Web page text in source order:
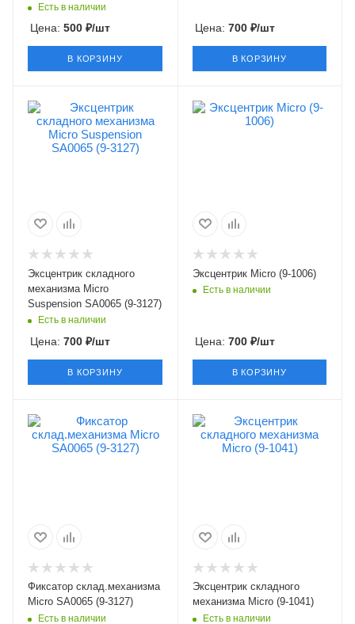
Есть в наличии
Цена: 500 ₽/шт
В КОРЗИНУ
Цена: 700₽/шт
В КОРЗИНУ
Эксцентрик складного
механизма Micro
Suspension SA0065 (9-3127)
Есть в наличии
Цена: 700 ₽/шт
В КОРЗИНУ
Эксцентрик Micro (9-1006)
Есть в наличии
Цена: 700₽/шт
В КОРЗИНУ
Фиксатор склад.механизма
Micro SA0065 (9-3127)
Есть в наличии
Эксцентрик складного
механизма Micro (9-1041)
Есть в наличии